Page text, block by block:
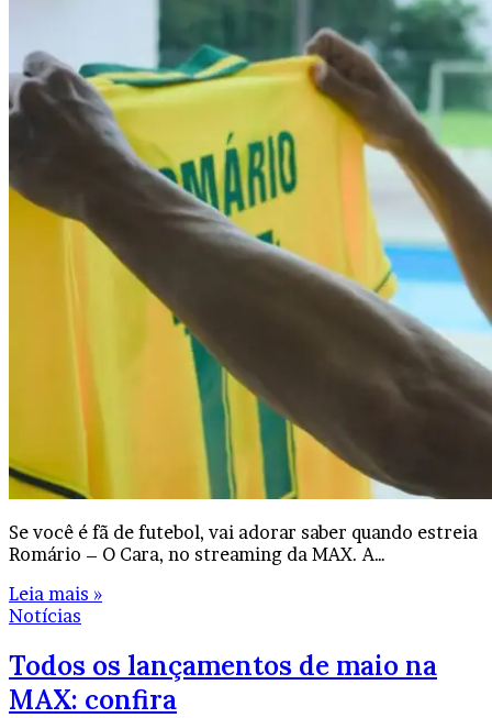
Se você é fã de futebol, vai adorar saber quando estreia
Romário – O Cara, no streaming da MAX. A…
Leia mais »
Notícias
Todos os lançamentos de maio na
MAX: confira